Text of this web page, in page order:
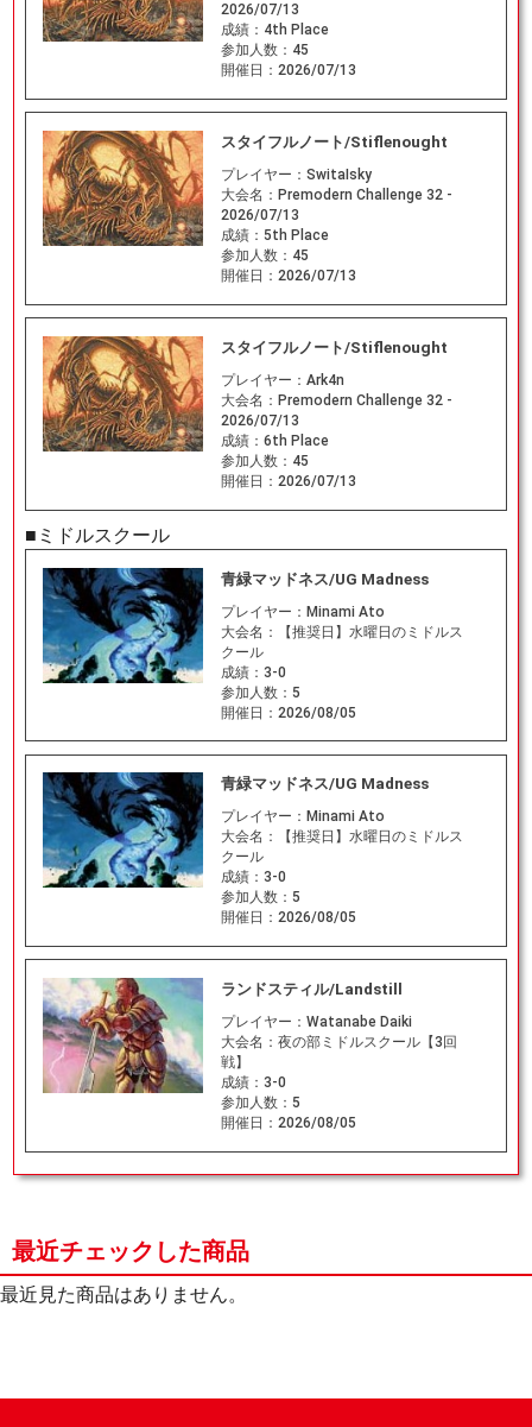
2026/07/13
成績： 4th Place
参加人数： 45
開催日： 2026/07/13
スタイフルノート/Stiflenought
プレイヤー： SwitaIsky
大会名： Premodern Challenge 32 -
2026/07/13
成績： 5th Place
参加人数： 45
開催日： 2026/07/13
スタイフルノート/Stiflenought
プレイヤー： Ark4n
大会名： Premodern Challenge 32 -
2026/07/13
成績： 6th Place
参加人数： 45
開催日： 2026/07/13
■ミドルスクール
青緑マッドネス/UG Madness
プレイヤー： Minami Ato
大会名：
【推奨日】水曜日のミドルス
クール
成績： 3-0
参加人数： 5
開催日： 2026/08/05
青緑マッドネス/UG Madness
プレイヤー： Minami Ato
大会名：
【推奨日】水曜日のミドルス
クール
成績： 3-0
参加人数： 5
開催日： 2026/08/05
ランドスティル/Landstill
プレイヤー： Watanabe Daiki
大会名： 夜の部ミドルスクール【3回
戦】
成績： 3-0
参加人数： 5
開催日： 2026/08/05
最近チェックした商品
最近見た商品はありません。